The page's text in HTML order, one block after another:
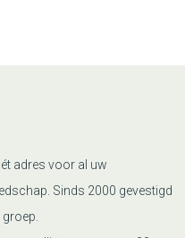
adres voor al uw
Sinds 2000 gevestigd